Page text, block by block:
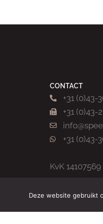
CONTACT
+31 (0)43-
+31 (0)43-
+31 (0)43-
KvK 14107569
Deze website gebruikt